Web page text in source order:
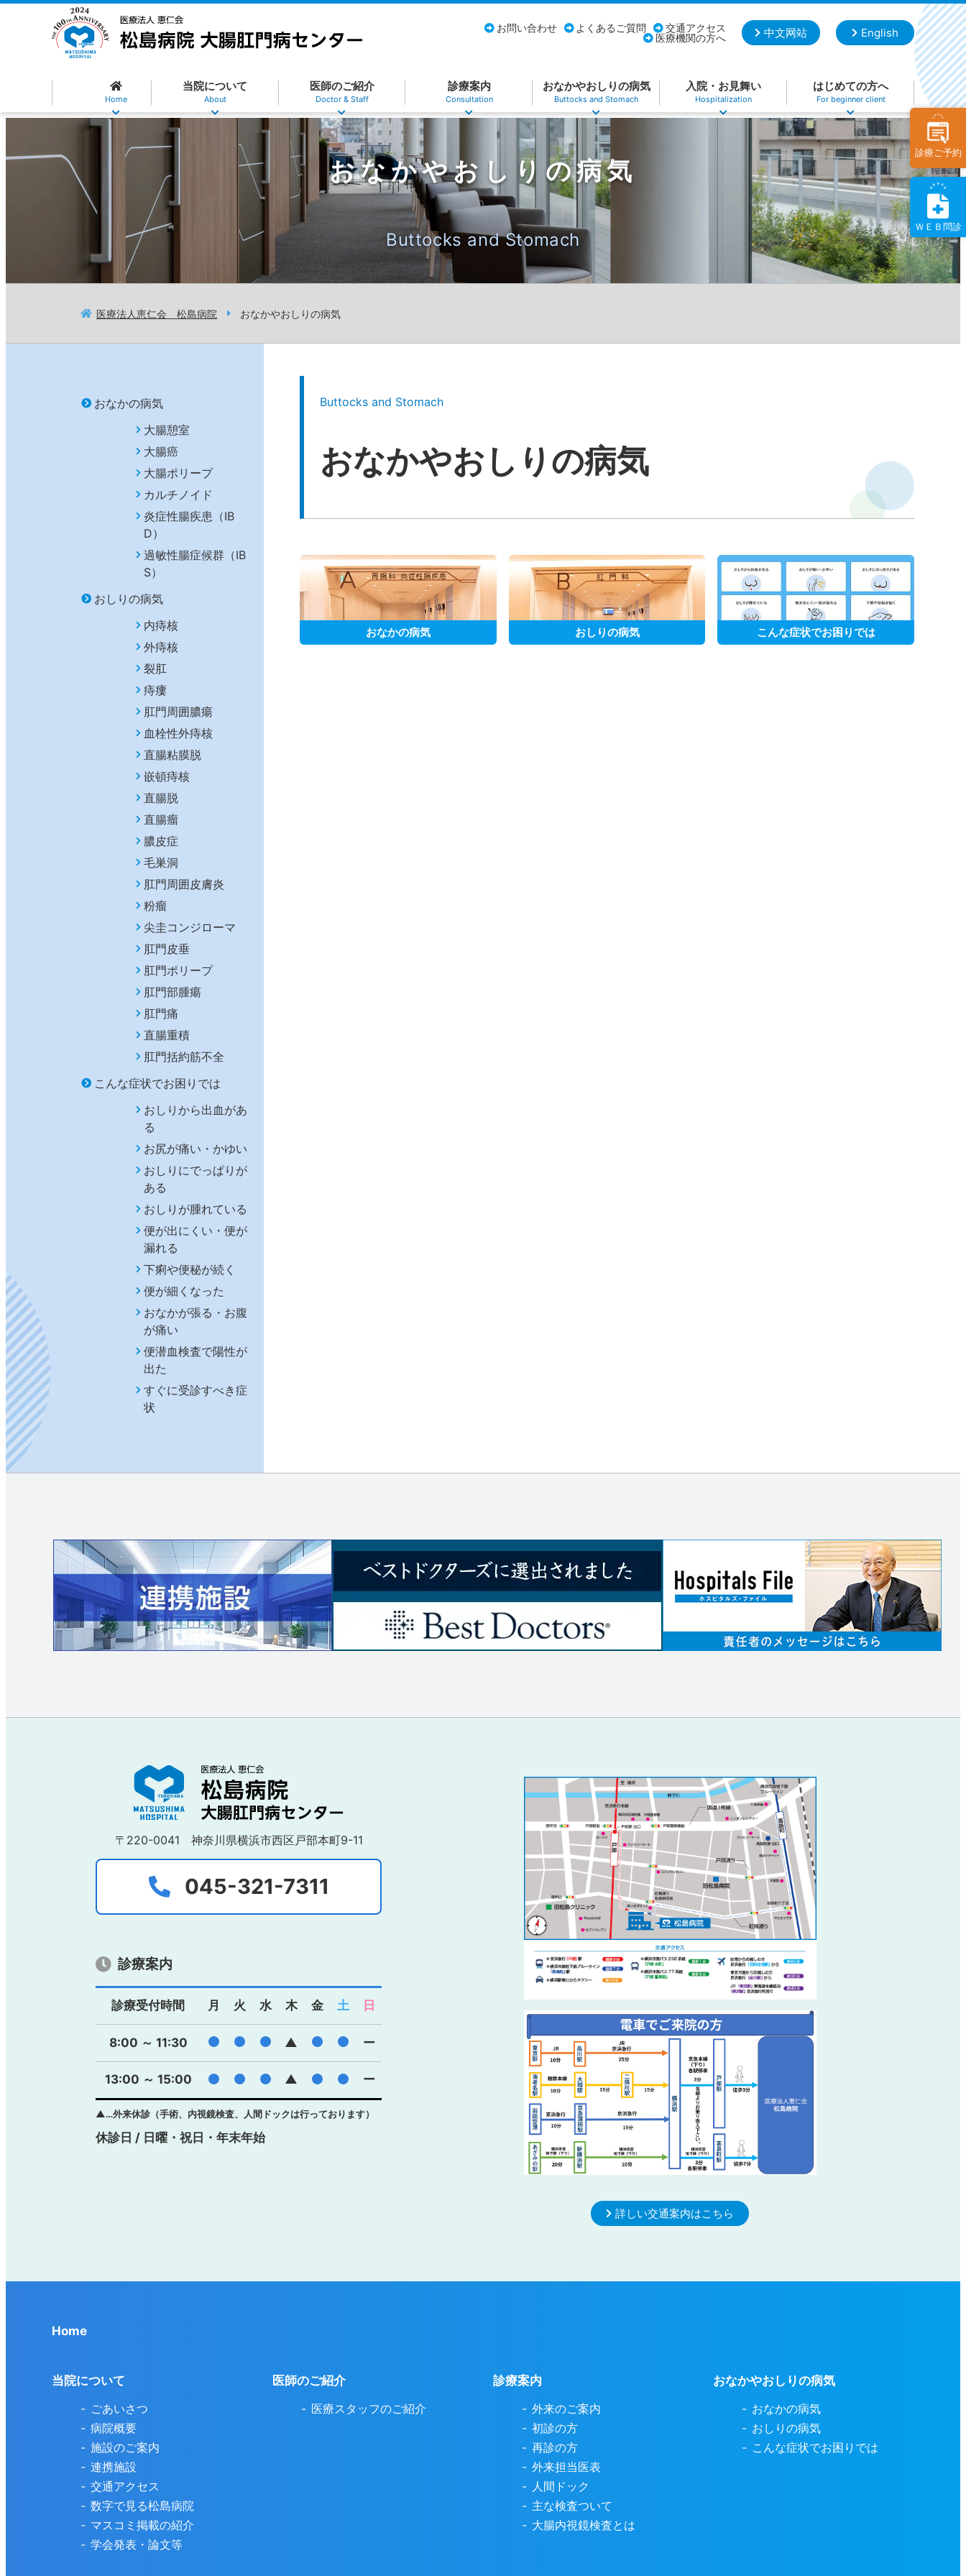
お問い合わせ よくあるご質問
交通アクセス
医療機関の方へ
中文网站 English
Home
当院について
About
医師のご紹介
Doctor & Staff
診療案内
Consultation
おなかやおしりの病気
Buttocks and Stomach
入院・お見舞い
Hospitalization
はじめての方へ
For beginner client
おなかやおしりの病気
Buttocks and Stomach
医療法人恵仁会 松島病院 おなかやおしりの病気
Buttocks and Stomach
おなかやおしりの病気
おなかの病気 おしりの病気 こんな症状でお困りでは
おなかの病気
大腸憩室
大腸癌
大腸ポリープ
カルチノイド
炎症性腸疾患（IB
D）
過敏性腸症候群（IB
S）
おしりの病気
内痔核
外痔核
裂肛
痔瘻
肛門周囲膿瘍
血栓性外痔核
直腸粘膜脱
嵌頓痔核
直腸脱
直腸瘤
膿皮症
毛巣洞
肛門周囲皮膚炎
粉瘤
尖圭コンジローマ
肛門皮垂
肛門ポリープ
肛門部腫瘍
肛門痛
直腸重積
肛門括約筋不全
こんな症状でお困りでは
おしりから出血があ
る
お尻が痛い・かゆい
おしりにでっぱりが
ある
おしりが腫れている
便が出にくい・便が
漏れる
下痢や便秘が続く
便が細くなった
おなかが張る・お腹
が痛い
便潜血検査で陽性が
出た
すぐに受診すべき症
状
診療ご予約
ＷＥＢ問診
〒220-0041 神奈川県横浜市西区戸部本町9-11
045-321-7311
診療案内
診療受付時間 月 火 水 木 金 土 日
8:00 ～ 11:30 ● ● ● ▲ ● ● ー
13:00 ～ 15:00 ● ● ● ▲ ● ● ー
▲…外来休診（手術、内視鏡検査、人間ドックは行っております）
休診日 / 日曜・祝日・年末年始
詳しい交通案内はこちら
Home
当院について
ごあいさつ
病院概要
施設のご案内
連携施設
交通アクセス
数字で見る松島病院
マスコミ掲載の紹介
学会発表・論文等
医師のご紹介
医療スタッフのご紹介
診療案内
外来のご案内
初診の方
再診の方
外来担当医表
人間ドック
主な検査ついて
大腸内視鏡検査とは
おなかやおしりの病気
おなかの病気
おしりの病気
こんな症状でお困りでは